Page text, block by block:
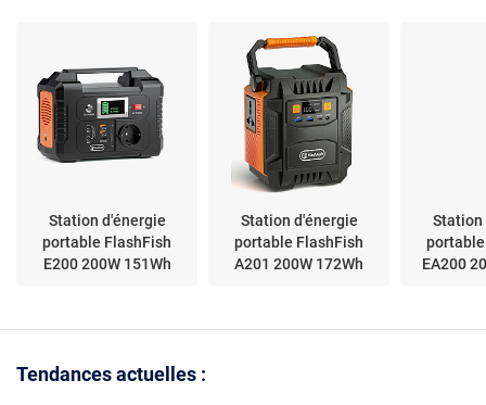
Station d'énergie
portable FlashFish
E200 200W 151Wh
Station d'énergie
portable FlashFish
A201 200W 172Wh
Station
EA200
Tendances actuelles :